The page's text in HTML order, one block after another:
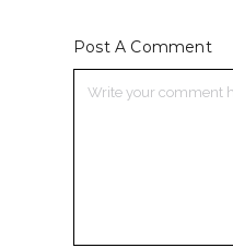
Post A Comment